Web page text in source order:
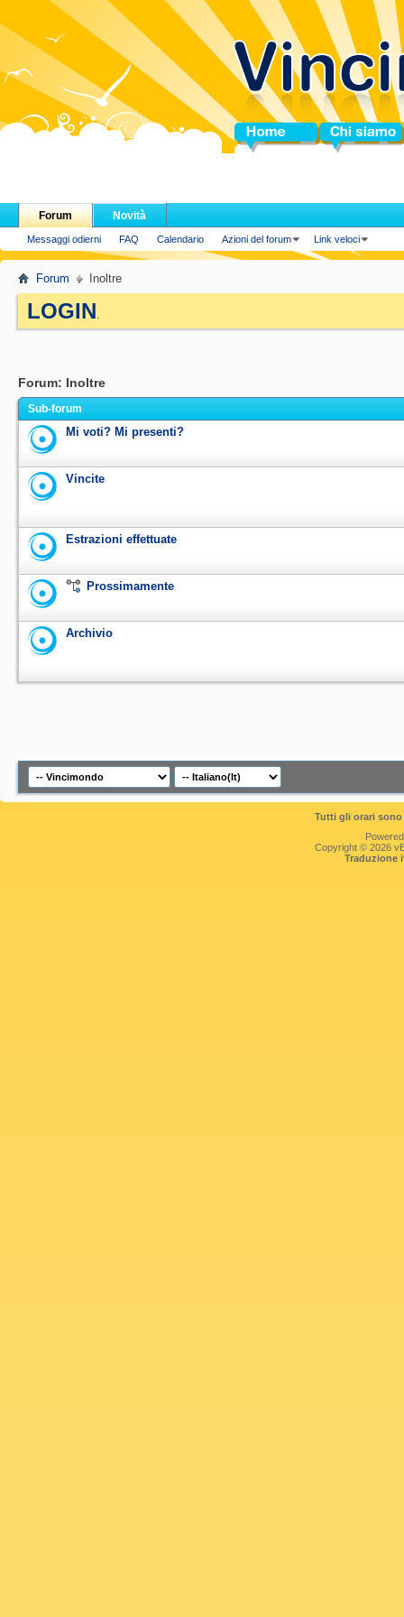
Home Chi siamo
Forum
Messaggi odierni FAQ Calendario Azioni del forum Link veloci
Novità
Forum Inoltre
LOGIN.
Forum: Inoltre
Sub-forum
Mi voti? Mi presenti?
Vincite
Estrazioni effettuate
Prossimamente
Archivio
Tutti gli orari
Copyright © 2026
Traduzione